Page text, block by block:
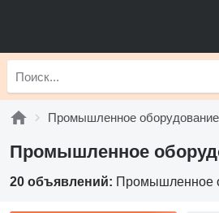
Промышленное оборудование
Промышленное
20 объявлений: Промышленное